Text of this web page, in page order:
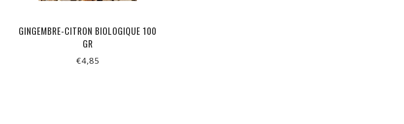
GINGEMBRE-CITRON BIOLOGIQUE 100
GR
€4,85